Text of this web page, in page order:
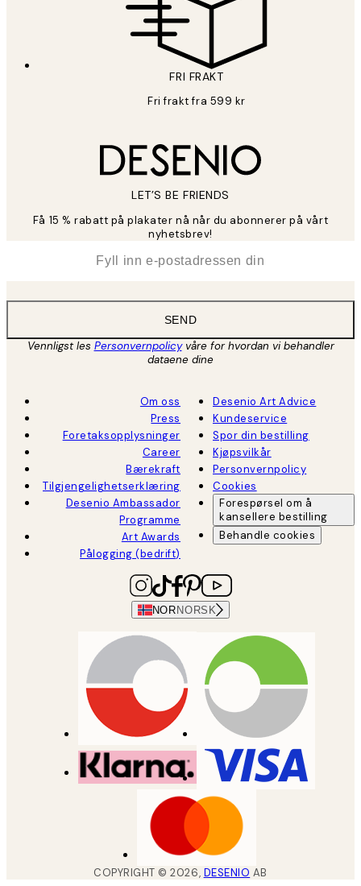
FRI FRAKT
Fri frakt fra 599 kr
LET’S BE FRIENDS
Få 15 % rabatt på plakater nå når du abonnerer på vårt
nyhetsbrev!
SEND
Vennligst les Personvernpolicyvåre for hvordan vi behandler
dataene dine
Om oss
Press
Foretaksopplysninger
Career
Bærekraft
Tilgjengelighetserklæring
Desenio Ambassador
Programme
Art Awards
Pålogging (bedrift)
Desenio Art Advice
Kundeservice
Spor din bestilling
Kjøpsvilkår
Personvernpolicy
Cookies
Forespørsel om å
kansellere bestilling
Behandle cookies
NOR NORSK
COPYRIGHT ©2026, DESENIO AB